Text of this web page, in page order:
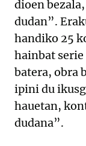
dioen
dudan”.
handiko 25
hainbat
batera, obra
ipini du
hauetan,
dudana”.